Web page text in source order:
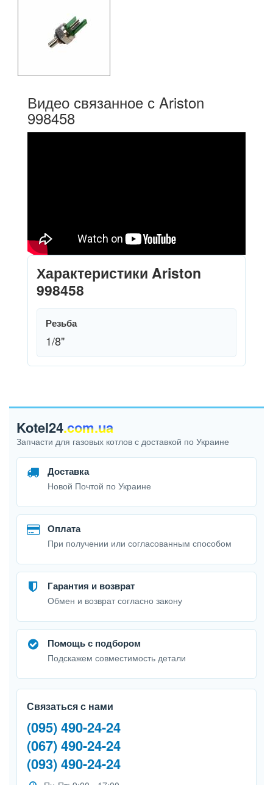
Видео связанное с Ariston
998458
Характеристики Ariston
998458
Резьба
1/8"
Kotel24.com.ua
Запчасти для газовых котлов с доставкой по Украине
Доставка
Новой Почтой по Украине
Оплата
При получении или согласованным способом
Гарантия и возврат
Обмен и возврат согласно закону
Помощь с подбором
Подскажем совместимость детали
Связаться с нами
(095) 490-24-24
(067) 490-24-24
(093) 490-24-24